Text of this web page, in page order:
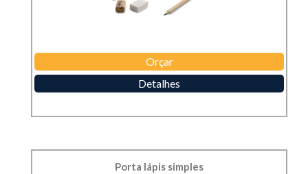
Orçar
Detalhes
Porta lápis simples